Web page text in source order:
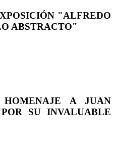
"ALFREDO
ABSTRACTO"
A JUAN
SU INVALUABLE